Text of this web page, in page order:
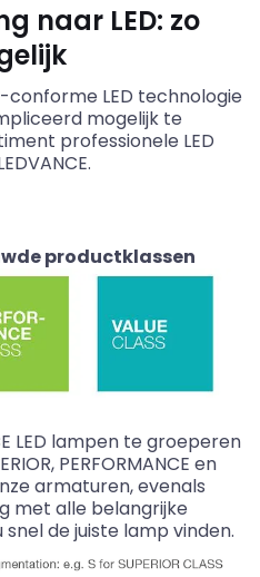
naar LED: zo
conforme LED technologie
mogelijk te
professionele LED
productklassen
LED lampen te groeperen
PERFORMANCE en
armaturen, evenals
met alle belangrijke
de juiste lamp vinden.